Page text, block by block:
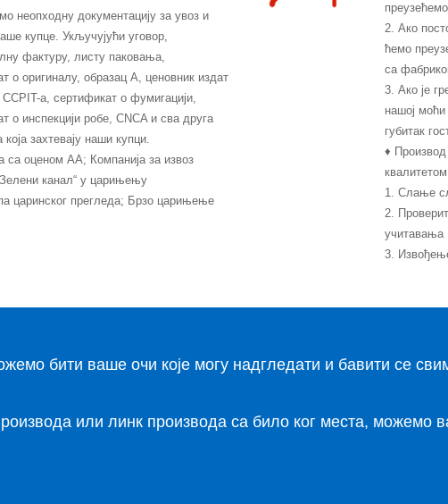
неопходну документацију за увоз и
купце. Укључујући уговор,
фактуру, листу паковања,
о оригиналу, образац А, ценовник издат
а, сертификат о фумигацији,
о инспекцији робе, CNCA и сва друга
која захтевају наши купци.
са оценом АА; Компанија за извоз
канал“ у царињењу
царинског прегледа; Брзо царињење
2. Ако
ћемо
са
3. Ако је
нашој
губитак
♦
квалитетом
1. Слање
2.
учитавања
3.
бити ваше очи које могу надгледати и бавити се
или линк производа са било ког места, можемо